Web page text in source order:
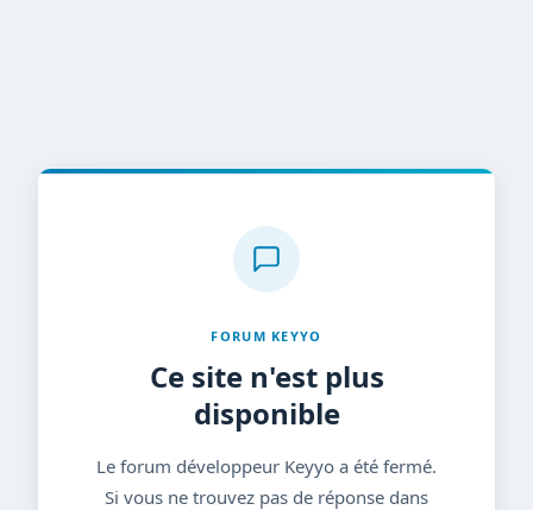
FORUM KEYYO
Ce site n'est plus
disponible
Le forum développeur Keyyo a été fermé.
Si vous ne trouvez pas de réponse dans